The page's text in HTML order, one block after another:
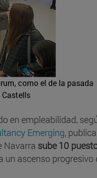
como el de la pasada
Castells
en empleabilidad,
Emerging,
Navarra sube 10
un ascenso progresivo